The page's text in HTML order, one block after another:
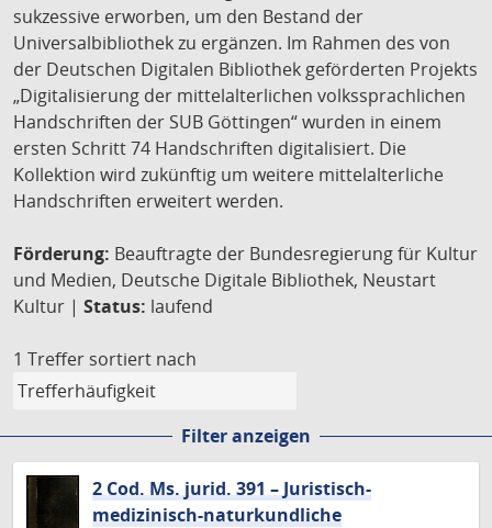
sukzessive erworben, um den Bestand der
Universalbibliothek zu ergänzen. Im Rahmen des von
der Deutschen Digitalen Bibliothek geförderten Projekts
„Digitalisierung der mittelalterlichen volkssprachlichen
Handschriften der SUB Göttingen“ wurden in einem
ersten Schritt 74 Handschriften digitalisiert. Die
Kollektion wird zukünftig um weitere mittelalterliche
Handschriften erweitert werden.
Förderung: Beauftragte der Bundesregierung für Kultur
und Medien, Deutsche Digitale Bibliothek, Neustart
Kultur | Status: laufend
1 Treffer sortiert nach
Filter anzeigen
2 Cod. Ms. jurid. 391 – Juristisch-
medizinisch-naturkundliche